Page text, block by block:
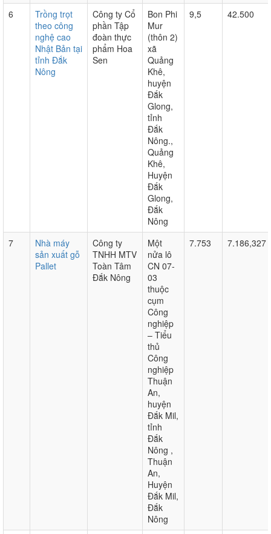
6
Trồng trọt
theo công
nghệ cao
Nhật Bản tại
tỉnh Đắk
Nông
Công ty Cổ
phần Tập
đoàn thực
phẩm Hoa
Sen
Bon Phi
Mur
(thôn 2)
xã
Quảng
Khê,
huyện
Đắk
Glong,
tỉnh
Đắk
Nông.,
Quảng
Khê,
Huyện
Đắk
Glong,
Đắk
Nông
9,5 42.500
7
Nhà máy
sản xuất gỗ
Pallet
Công ty
TNHH MTV
Toàn Tâm
Đắk Nông
Một
nửa lô
CN 07-
03
thuộc
cụm
Công
nghiệp
– Tiểu
thủ
Công
nghiệp
Thuận
An,
huyện
Đắk Mil,
tỉnh
Đắk
Nông ,
Thuận
An,
Huyện
Đắk Mil,
Đắk
Nông
7.753 7.186,327